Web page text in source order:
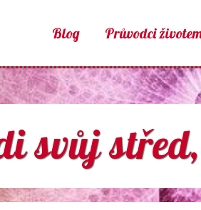
Blog Průvodci
svůj